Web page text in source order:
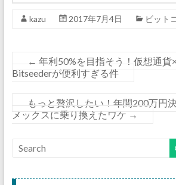
kazu 2017年7月4日 ビット
← 年利50%を目指そう！仮想通貨
Bitseederが便利すぎる件
もっと贅沢したい！年間200万円
メックスに乗り換えたワケ →